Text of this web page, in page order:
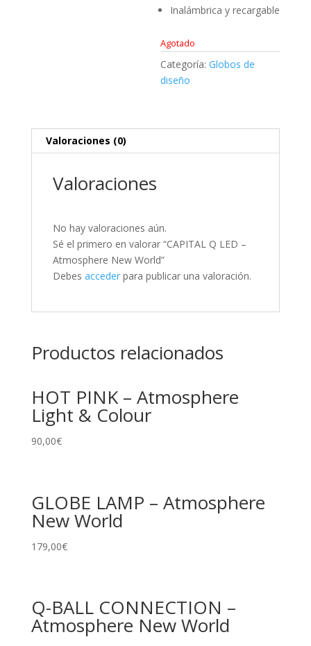
Inalámbrica y recargable
Agotado
Categoría:Globos de
diseño
Valoraciones (0)
Valoraciones
No hay valoraciones aún.
Sé el primero en valorar “CAPITAL Q LED –
Atmosphere New World”
Debes accederpara publicar una valoración.
Productos relacionados
HOT PINK – Atmosphere
Light & Colour
90,00€
GLOBE LAMP – Atmosphere
New World
179,00€
Q-BALL CONNECTION –
Atmosphere New World